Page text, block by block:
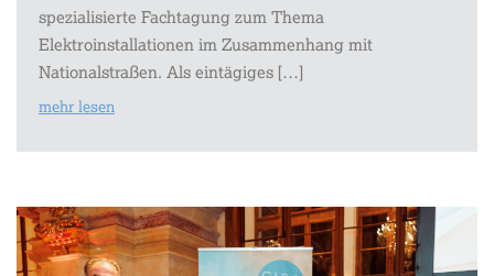
spezialisierte Fachtagung zum Thema
Elektroinstallationen im Zusammenhang mit
Nationalstraßen. Als eintägiges […]
mehr lesen